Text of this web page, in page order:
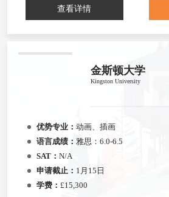
查看详情
金斯顿大学
Kingston University
优势专业： 动画、插画
语言成绩： 雅思：6.0-6.5
SAT： N/A
申请截止： 1月15日
学费： £15,300